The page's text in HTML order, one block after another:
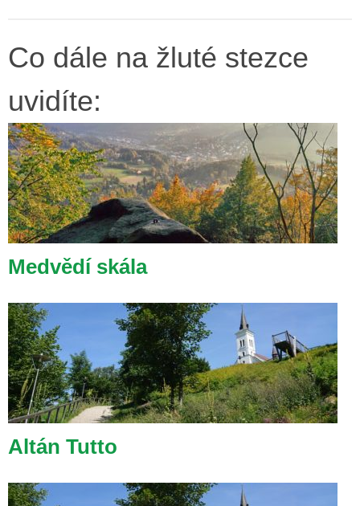
Co dále na žluté stezce
uvidíte:
Medvědí skála
Altán Tutto